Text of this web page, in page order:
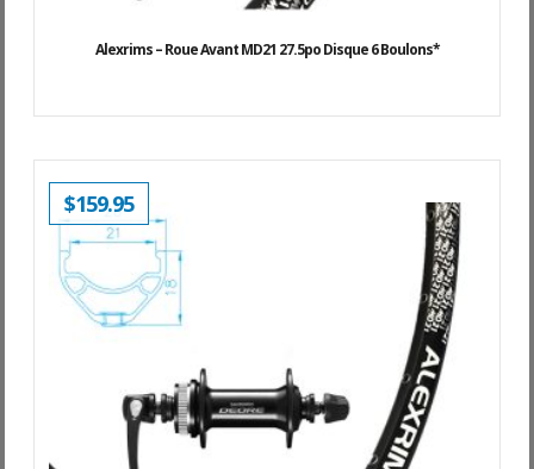
Alexrims – Roue Avant MD21 27.5po Disque 6 Boulons*
$159.95